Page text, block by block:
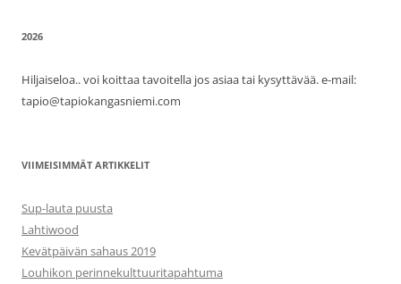
2026
Hiljaiseloa.. voi koittaa tavoitella jos asiaa tai kysyttävää. e-mail:
tapio@tapiokangasniemi.com
VIIMEISIMMÄT ARTIKKELIT
Sup-lauta puusta
Lahtiwood
Kevätpäivän sahaus 2019
Louhikon perinnekulttuuritapahtuma